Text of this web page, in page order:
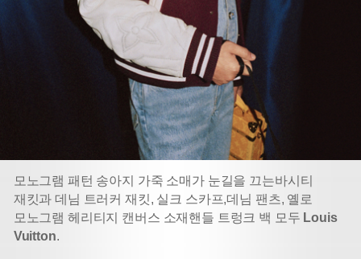
모노그램 패턴 송아지 가죽 소매가 눈길을 끄는바시티
재킷과 데님 트러커 재킷, 실크 스카프,데님 팬츠, 옐로
모노그램 헤리티지 캔버스 소재 핸들 트렁크 백 모두 Louis
Vuitton.